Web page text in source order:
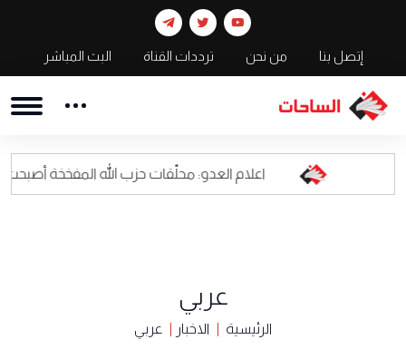
إتصل بنا من نحن ترددات القناة البث المباشر
اعلام العدو: محلّقات حزب الله المفخخة أصبحت كابوسا
عربي
الرئيسية الاخبار عربي